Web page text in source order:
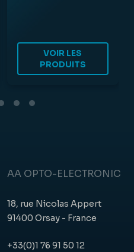
VOIR LES
PRODUITS
AA OPTO-ELECTRONIC
18, rue Nicolas Appert
91400 Orsay - France
+33(0)1 76 91 50 12